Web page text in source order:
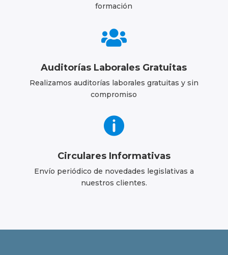
formación

Auditorías Laborales Gratuitas
Realizamos auditorías laborales gratuitas y sin
compromiso

Circulares Informativas
Envío periódico de novedades legislativas a
nuestros clientes.